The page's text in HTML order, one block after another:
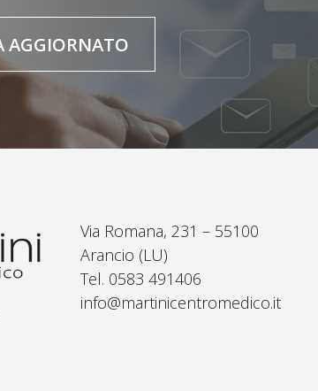
AGGIORNATO
Via Romana, 231 – 55100
Arancio (LU)
Tel. 0583 491406
info@martinicentromedico.it